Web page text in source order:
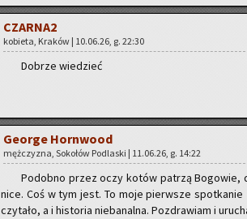
CZAR­NA2
ko­bie­ta, Kra­ków | 10.06.26, g. 22:30
Do­brze wie­dzieć
Geo­r­ge Horn­wo­od
męż­czy­zna, So­ko­łów Pod­la­ski | 11.06.26, g. 14:22
Po­dob­no przez oczy kotów pa­trzą
ni­ce. Coś w tym jest. To moje pierw­sze
czy­ta­ło, a i hi­sto­ria nie­ba­nal­na. Po­zdra­wiam i